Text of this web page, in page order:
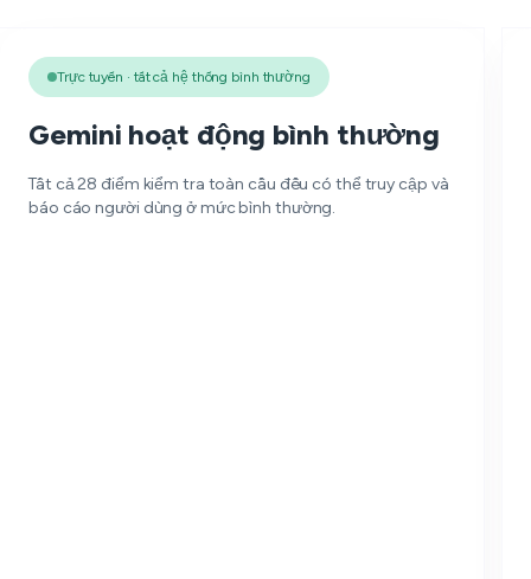
Trực tuyến · tất cả hệ thống bình thường
Gemini hoạt động bình thường
Tất cả 28 điểm kiểm tra toàn cầu đều có thể truy cập và
báo cáo người dùng ở mức bình thường.